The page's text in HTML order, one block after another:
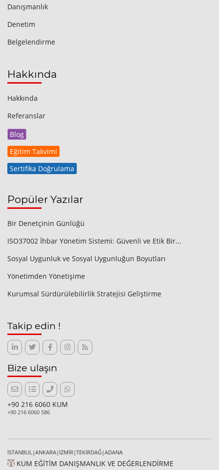
Danışmanlık
Denetim
Belgelendirme
Hakkında
Hakkında
Referanslar
Blog
Eğitim Takvimi
Sertifika Doğrulama
Popüler Yazılar
Bir Denetçinin Günlüğü
ISO37002 İhbar Yönetim Sistemi: Güvenli ve Etik Bir...
Sosyal Uygunluk ve Sosyal Uygunluğun Boyutları
Yönetimden Yönetişime
Kurumsal Sürdürülebilirlik Stratejisi Geliştirme
Takip edin !
Bize ulaşın
+90 216 6060 KUM
+90 216 6060 586
İSTANBUL|ANKARA|İZMİR|TEKİRDAĞ|ADANA
KUM EĞİTİM DANIŞMANLIK VE DEĞERLENDİRME